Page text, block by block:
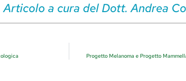
Articolo a cura del Dott. Andrea
Progetto Melanoma e Progetto